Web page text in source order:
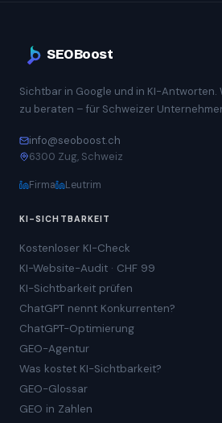
SEOBoost
Sichtbar in Google und in KI-
zu beraten – für Schweizer
info@seoboost.ch
6300 Zug, Schweiz
Firma Leutrim
KI-SICHTBARKEIT
Kostenloser KI-Check
KI-Website-Audit · CHF 99
KI-Sichtbarkeit prüfen
ChatGPT nennt Konkurrenten?
ChatGPT-Optimierung
GEO-Agentur
Was kostet KI-Sichtbarkeit?
GEO-Glossar
GEO in Zahlen